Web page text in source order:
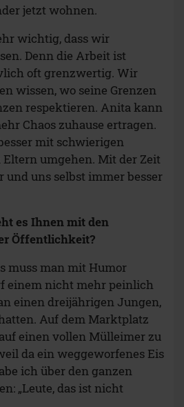
jetzt wohnen.
wichtig, dass wir
Denn die Arbeit ist
oft grenzwertig. Wir
wissen, wo seine Grenzen
respektieren. Anita kann
Chaos zuhause ertragen.
mit schwierigen
umgehen. Mit der Zeit
uns selbst immer besser
es Ihnen mit den
Öffentlichkeit?
muss man mit Humor
einem nicht mehr peinlich
einen dreijährigen Jungen,
Auf dem Marktplatz
einen vollen Mülleimer zu
da ein weggeworfenes Eis
ich über den ganzen
„Leute, das ist nicht